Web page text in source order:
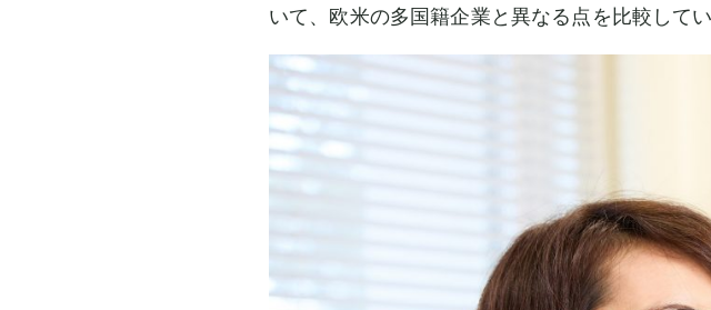
いて、欧米の多国籍企業と異なる点を比較してい